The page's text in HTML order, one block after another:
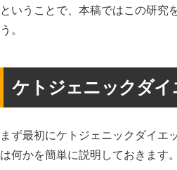
ということで、本稿ではこの研究
う。
ケトジェニックダイ
まず最初にケトジェニックダイエ
は何かを簡単に説明しておきます。